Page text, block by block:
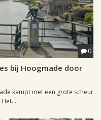
0
bij Hoogmade door
kampt met een grote scheur